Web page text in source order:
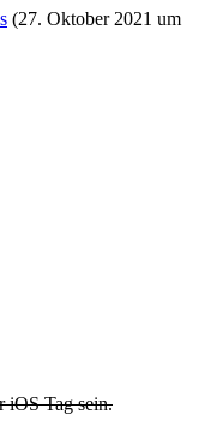
(27. Oktober 2021 um
iOS Tag sein.